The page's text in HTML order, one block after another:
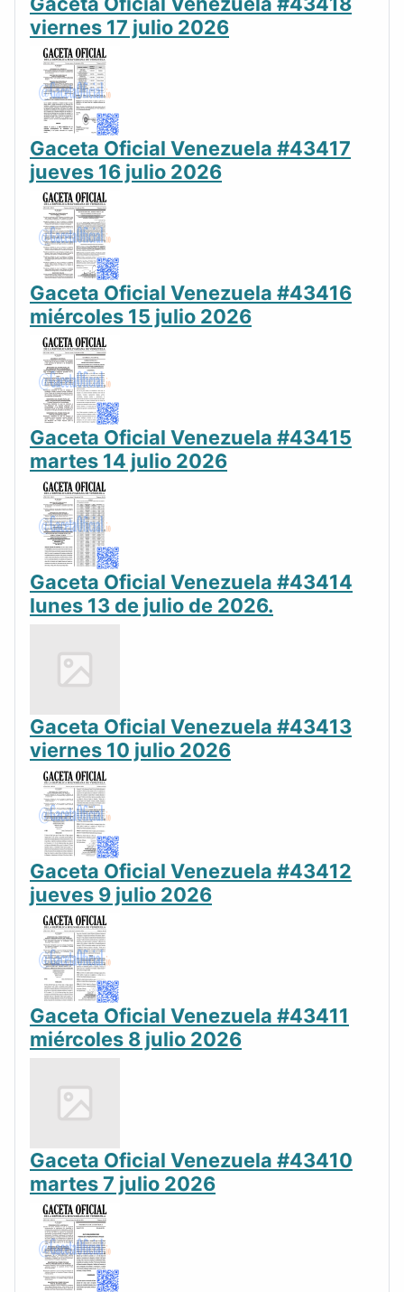
viernes 17 julio 2026
Gaceta Oficial Venezuela #43417
jueves 16 julio 2026
Gaceta Oficial Venezuela #43416
miércoles 15 julio 2026
Gaceta Oficial Venezuela #43415
martes 14 julio 2026
Gaceta Oficial Venezuela #43414
lunes 13 de julio de 2026.
Gaceta Oficial Venezuela #43413
viernes 10 julio 2026
Gaceta Oficial Venezuela #43412
jueves 9 julio 2026
Gaceta Oficial Venezuela #43411
miércoles 8 julio 2026
Gaceta Oficial Venezuela #43410
martes 7 julio 2026